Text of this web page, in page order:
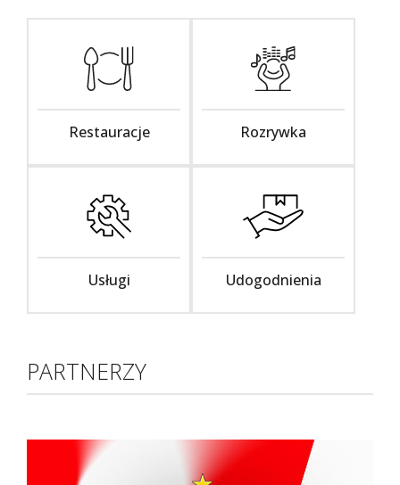
Restauracje Rozrywka
Usługi Udogodnienia
PARTNERZY